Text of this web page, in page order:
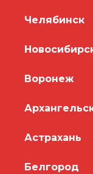
Челябинск
Воронеж
Астрахань
Белгород